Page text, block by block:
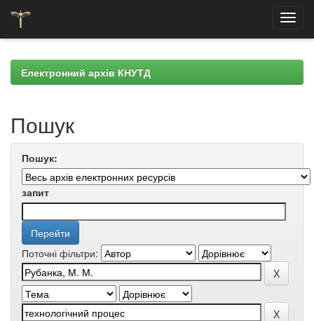
navigationЕлектронний архів КНУТД
Пошук
Пошук:
запит
Поточні фільтри: